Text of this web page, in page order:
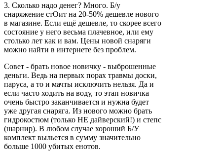
3. Сколько надо денег? Много. Б/у
снаряжение стОит на 20-50% дешевле нового
в магазине. Если ещё дешевле, то скорее всего
состояние у него весьма плачевное, или ему
столько лет как и вам. Цены новой снаряги
можно найти в интернете без проблем.
Совет - брать новое новичку - выброшенные
деньги. Ведь на первых порах травмы доски,
паруса, а то и мачты исключить нельзя. Да и
если часто ходить на воду, то этап новичка
очень быстро заканчивается и нужна будет
уже другая снаряга. Из нового можно брать
гидрокостюм (только НЕ дайверский!) и степс
(шарнир). В любом случае хороший Б/У
комплект выльется в сумму значительно
больше 1000 убитых енотов.